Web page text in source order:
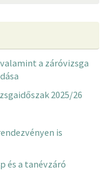
a záróvizsga
2025/26
is
és a tanévzáró